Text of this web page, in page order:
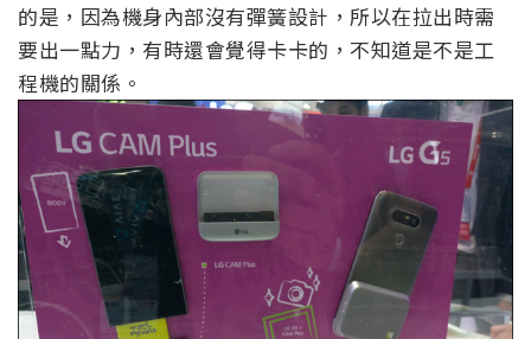
的是，因為機身內部沒有彈簧設計，所以在拉出時需
要出一點力，有時還會覺得卡卡的，不知道是不是工
程機的關係。